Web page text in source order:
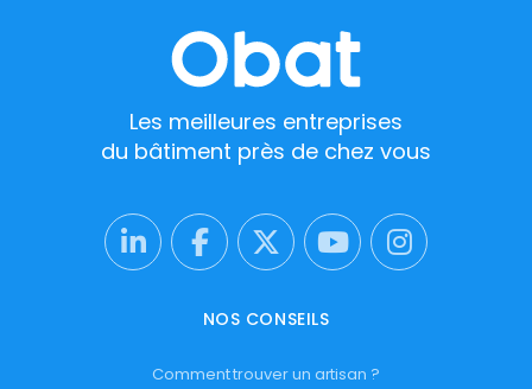
Les meilleures entreprises
du bâtiment près de chez vous
NOS CONSEILS
Comment trouver un artisan ?